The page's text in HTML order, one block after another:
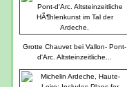
Grotte Chauvet bei Vallon- Pont-
d'Arc. Altsteinzeitliche...